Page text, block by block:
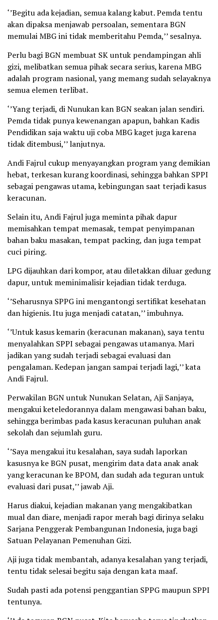
‘’Begitu ada kejadian, semua kalang kabut. Pemda tentu
akan dipaksa menjawab persoalan, sementara BGN
memulai MBG ini tidak memberitahu Pemda,’’ sesalnya.
Perlu bagi BGN membuat SK untuk pendampingan ahli
gizi, melibatkan semua pihak secara serius, karena MBG
adalah program nasional, yang memang sudah selayaknya
semua elemen terlibat.
‘’Yang terjadi, di Nunukan kan BGN seakan jalan sendiri.
Pemda tidak punya kewenangan apapun, bahkan Kadis
Pendidikan saja waktu uji coba MBG kaget juga karena
tidak ditembusi,’’ lanjutnya.
Andi Fajrul cukup menyayangkan program yang demikian
hebat, terkesan kurang koordinasi, sehingga bahkan SPPI
sebagai pengawas utama, kebingungan saat terjadi kasus
keracunan.
Selain itu, Andi Fajrul juga meminta pihak dapur
memisahkan tempat memasak, tempat penyimpanan
bahan baku masakan, tempat packing, dan juga tempat
cuci piring.
LPG dijauhkan dari kompor, atau diletakkan diluar gedung
dapur, untuk meminimalisir kejadian tidak terduga.
‘’Seharusnya SPPG ini mengantongi sertifikat kesehatan
dan higienis. Itu juga menjadi catatan,’’ imbuhnya.
‘’Untuk kasus kemarin (keracunan makanan), saya tentu
menyalahkan SPPI sebagai pengawas utamanya. Mari
jadikan yang sudah terjadi sebagai evaluasi dan
pengalaman. Kedepan jangan sampai terjadi lagi,’’ kata
Andi Fajrul.
Perwakilan BGN untuk Nunukan Selatan, Aji Sanjaya,
mengakui keteledorannya dalam mengawasi bahan baku,
sehingga berimbas pada kasus keracunan puluhan anak
sekolah dan sejumlah guru.
‘’Saya mengakui itu kesalahan, saya sudah laporkan
kasusnya ke BGN pusat, mengirim data data anak anak
yang keracunan ke BPOM, dan sudah ada teguran untuk
evaluasi dari pusat,’’ jawab Aji.
Harus diakui, kejadian makanan yang mengakibatkan
mual dan diare, menjadi rapor merah bagi dirinya selaku
Sarjana Penggerak Pembangunan Indonesia, juga bagi
Satuan Pelayanan Pemenuhan Gizi.
Aji juga tidak membantah, adanya kesalahan yang terjadi,
tentu tidak selesai begitu saja dengan kata maaf.
Sudah pasti ada potensi penggantian SPPG maupun SPPI
tentunya.